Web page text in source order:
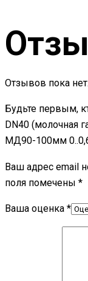
Отзывов пока нет.
Будьте первым,
DN40 (молочная
МД90-100мм
Ваш адрес email
поля помечены *
Ваша оценка *